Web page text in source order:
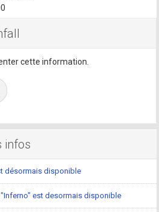
cette information.
infos
désormais disponible
est desormais disponible